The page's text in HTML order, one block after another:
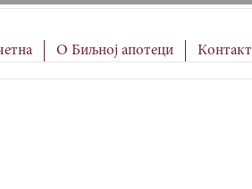
О Биљној апотеци Контакт